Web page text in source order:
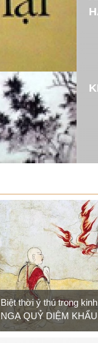
Biệt thời ý thú trong
NGẠ QUỶ DIỆM